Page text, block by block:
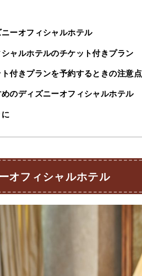
ーオフィシャルホテル
ャルホテルのチケット付きプラン
付きプランを予約するときの注意点
のディズニーオフィシャルホテル
オフィシャルホテル